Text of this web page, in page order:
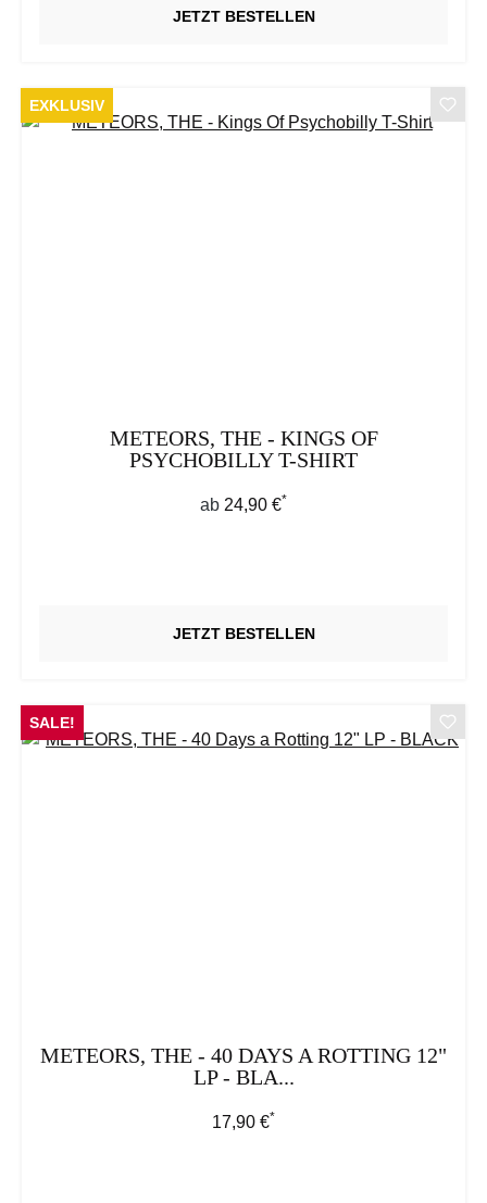
JETZT BESTELLEN
EXKLUSIV
METEORS, THE - KINGS OF
PSYCHOBILLY T-SHIRT
Regulärer Preis:
ab 24,90 €*
JETZT BESTELLEN
SALE!
METEORS, THE - 40 DAYS A ROTTING 12"
LP - BLA...
Regulärer Preis:
17,90 €*